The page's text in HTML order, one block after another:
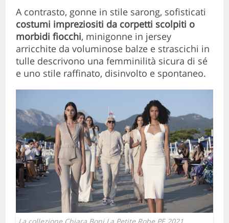
A contrasto, gonne in stile sarong, sofisticati
costumi impreziositi da corpetti scolpiti o
morbidi fiocchi, minigonne in jersey
arricchite da voluminose balze e strascichi in
tulle descrivono una femminilità sicura di sé
e uno stile raffinato, disinvolto e spontaneo.
La collezione Chiara Boni La Petite Robe PE 2021